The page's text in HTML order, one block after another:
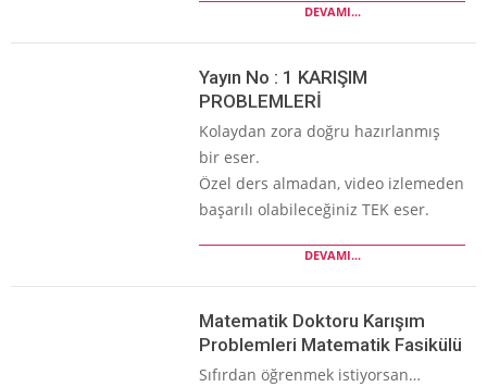
DEVAMI...
Yayın No : 1 KARIŞIM
PROBLEMLERİ
Kolaydan zora doğru hazırlanmış
bir eser.
Özel ders almadan, video izlemeden
başarılı olabileceğiniz TEK eser.
DEVAMI...
Matematik Doktoru Karışım
Problemleri Matematik Fasikülü
Sıfırdan öğrenmek istiyorsan…